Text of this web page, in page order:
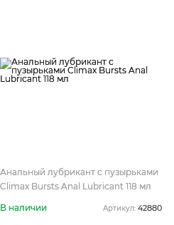
Анальный лубрикант с пузырьками
Climax Bursts Anal Lubricant 118 мл
В наличии
Артикул: 42880